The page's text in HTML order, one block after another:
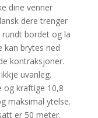
dine venner
dere trenger
bordet og la
kan brytes ned
kontraksjoner.
uvanleg.
og kraftige 10,8
maksimal ytelse.
er 50 meter.